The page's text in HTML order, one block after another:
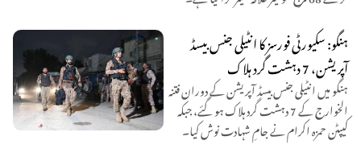
ہنگو: سکیورٹی فورسز کا انٹیلی جنس بیسڈ
آپریشن، 7 دہشت گرد ہلاک
ہنگو میں انٹیلی جنس بیسڈ آپریشن کے دوران فتنہ
الخوارج کے 7 دہشت گرد ہلاک ہو گئے، جبکہ
کیپٹن حمزہ اکرام نے جامِ شہادت نوش کیا۔